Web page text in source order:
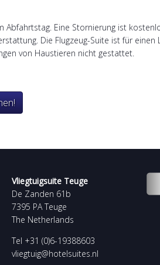
Abfahrtstag. Eine Stornierung ist
Die Flugzeug-Suite ist für einen
von Haustieren nicht gestattet.
Vliegtuigsuite Teuge
De Zanden 61b
7395 PA Teuge
The Netherlands
Tel +31 (0)6-19388603
vliegtuig@hotelsuites.nl